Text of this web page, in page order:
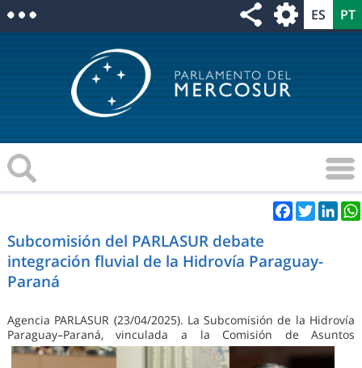
Facebook
Twitter
Subcomisión del PARLASUR debate
integración fluvial de la Hidrovía Paraguay-
Paraná
Agencia PARLASUR (23/04/2025). La Subcomisión de la Hidrovía
Paraguay–Paraná, vinculada a la Comisión de Asuntos